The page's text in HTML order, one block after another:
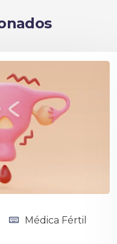
Médica Fértil